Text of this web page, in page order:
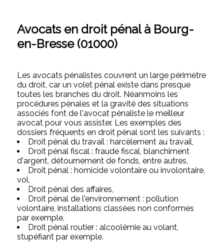
Avocats en droit pénal à Bourg-
en-Bresse (01000)
Les avocats pénalistes couvrent un large périmètre
du droit, car un volet pénal existe dans presque
toutes les branches du droit. Néanmoins les
procédures pénales et la gravité des situations
associés font de l'avocat pénaliste le meilleur
avocat pour vous assister. Les exemples des
dossiers fréquents en droit pénal sont les suivants :
Droit pénal du travail : harcèlement au travail,
Droit pénal fiscal : fraude fiscal, blanchiment
d'argent, détournement de fonds, entre autres,
Droit pénal : homicide volontaire ou involontaire,
vol,
Droit pénal des affaires,
Droit pénal de l'environnement : pollution
volontaire, installations classées non conformes
par exemple,
Droit pénal routier : alcoolémie au volant,
stupéfiant par exemple.